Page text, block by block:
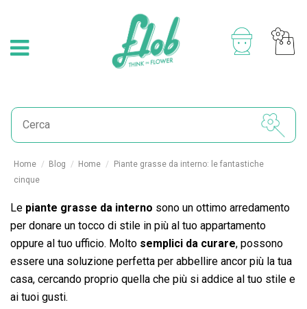
Home Blog Home
Piante grasse da interno: le fantastiche
cinque
Le piante grasse da interno sono un ottimo arredamento
per donare un tocco di stile in più al tuo appartamento
oppure al tuo ufficio. Molto semplici da curare, possono
essere una soluzione perfetta per abbellire ancor più la tua
casa, cercando proprio quella che più si addice al tuo stile e
ai tuoi gusti.